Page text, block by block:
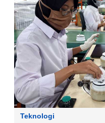
Teknologi